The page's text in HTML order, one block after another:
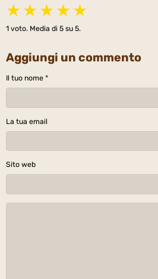
★ ★ ★ ★ ★
1 voto. Media di 5 su 5.
Aggiungi un commento
Il tuo nome
La tua email
Sito web